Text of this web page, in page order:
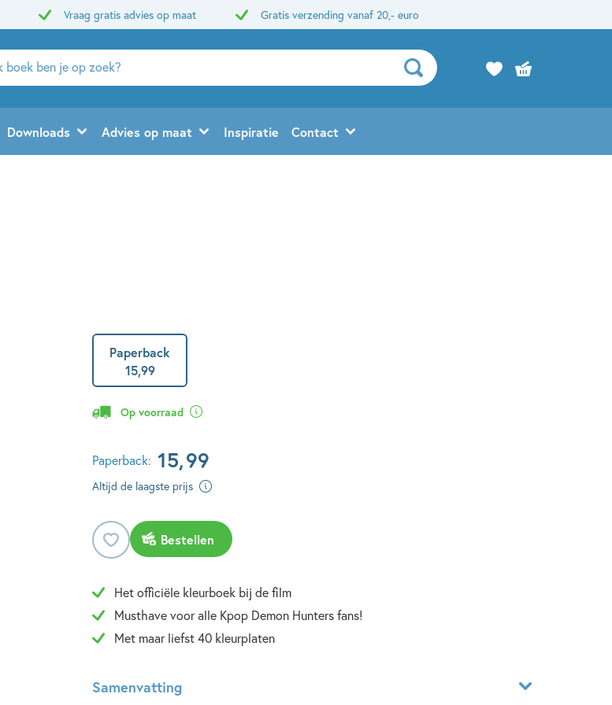
Vraag gratis advies op maat Gratis verzending vanaf 20,- euro
Downloads Advies op maat Inspiratie Contact
Paperback
15,99
Op voorraad
Paperback: 15,99
Altijd de laagste prijs
Bestellen
Het officiële kleurboek bij de film
Musthave voor alle Kpop Demon Hunters fans!
Met maar liefst 40 kleurplaten
Samenvatting